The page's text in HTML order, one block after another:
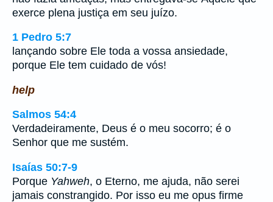
exerce plena justiça em seu juízo.
1 Pedro 5:7
lançando sobre Ele toda a vossa ansiedade,
porque Ele tem cuidado de vós!
help
Salmos 54:4
Verdadeiramente, Deus é o meu socorro; é o
Senhor que me sustém.
Isaías 50:7-9
Porque Yahweh, o Eterno, me ajuda, não serei
jamais constrangido. Por isso eu me opus firme